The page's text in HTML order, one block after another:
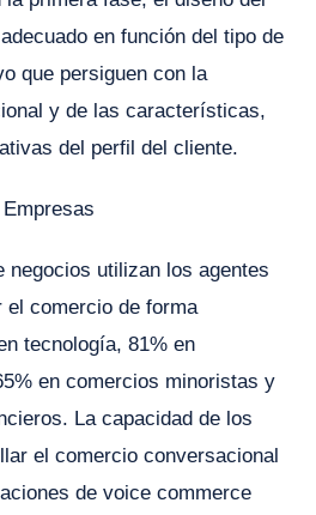
en función del tipo de
que persiguen con la
y de las características,
del perfil del cliente.
negocios utilizan los agentes
comercio de forma
tecnología, 81% en
en comercios minoristas y
La capacidad de los
el comercio conversacional
de voice commerce